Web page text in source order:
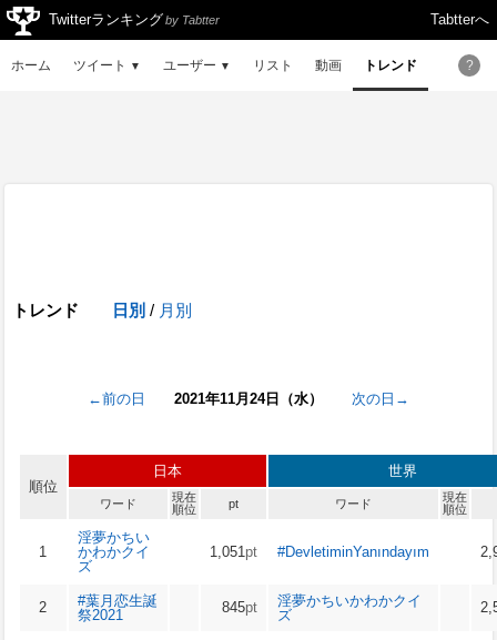
Tabtterへ
Twitterランキングby Tabtter
ホーム ツイート ▼ ユーザー ▼ リスト 動画 トレンド ?
トレンド 日別 / 月別
←前の日 2021年11月24日（水） 次の日→
順位
日本 世界
ワード
現在
順位
pt ワード
現在
順位
1
淫夢かちい
かわかクイ
ズ
1,051pt #DevletiminYanındayım
2
#葉月恋生誕
祭2021
845pt
淫夢かちいかわかクイ
ズ